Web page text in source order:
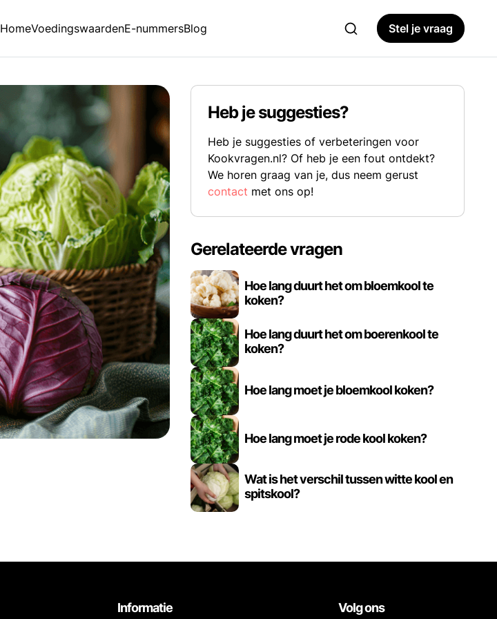
HomeVoedingswaardenE-nummersBlog Stel je vraag
Heb je suggesties?
Heb je suggesties of verbeteringen voor
Kookvragen.nl? Of heb je een fout ontdekt?
We horen graag van je, dus neem gerust
contact met ons op!
Gerelateerde vragen
Hoe lang duurt het om bloemkool te
koken?
Hoe lang duurt het om boerenkool te
koken?
Hoe lang moet je bloemkool koken?
Hoe lang moet je rode kool koken?
Wat is het verschil tussen witte kool en
spitskool?
Informatie Volg ons